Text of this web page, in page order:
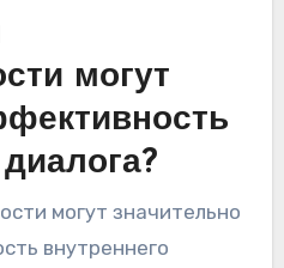
могут
могут значительно
внутреннего